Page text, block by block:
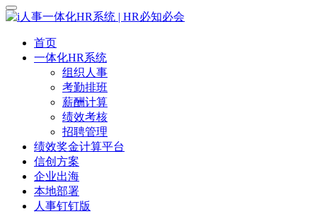
首页
一体化HR系统
组织人事
考勤排班
薪酬计算
绩效考核
招聘管理
绩效奖金计算平台
信创方案
企业出海
本地部署
人事钉钉版